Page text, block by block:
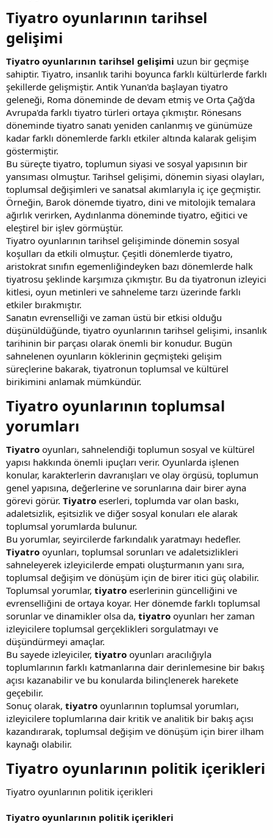
Tiyatro oyunlarının tarihsel
gelişimi​
Tiyatro oyunlarının tarihsel gelişimi uzun bir geçmişe
sahiptir. Tiyatro, insanlık tarihi boyunca farklı kültürlerde farklı
şekillerde gelişmiştir. Antik Yunan'da başlayan tiyatro
geleneği, Roma döneminde de devam etmiş ve Orta Çağ'da
Avrupa'da farklı tiyatro türleri ortaya çıkmıştır. Rönesans
döneminde tiyatro sanatı yeniden canlanmış ve günümüze
kadar farklı dönemlerde farklı etkiler altında kalarak gelişim
göstermiştir.
Bu süreçte tiyatro, toplumun siyasi ve sosyal yapısının bir
yansıması olmuştur. Tarihsel gelişimi, dönemin siyasi olayları,
toplumsal değişimleri ve sanatsal akımlarıyla iç içe geçmiştir.
Örneğin, Barok dönemde tiyatro, dini ve mitolojik temalara
ağırlık verirken, Aydınlanma döneminde tiyatro, eğitici ve
eleştirel bir işlev görmüştür.
Tiyatro oyunlarının tarihsel gelişiminde dönemin sosyal
koşulları da etkili olmuştur. Çeşitli dönemlerde tiyatro,
aristokrat sınıfın egemenliğindeyken bazı dönemlerde halk
tiyatrosu şeklinde karşımıza çıkmıştır. Bu da tiyatronun izleyici
kitlesi, oyun metinleri ve sahneleme tarzı üzerinde farklı
etkiler bırakmıştır.
Sanatın evrenselliği ve zaman üstü bir etkisi olduğu
düşünüldüğünde, tiyatro oyunlarının tarihsel gelişimi, insanlık
tarihinin bir parçası olarak önemli bir konudur. Bugün
sahnelenen oyunların köklerinin geçmişteki gelişim
süreçlerine bakarak, tiyatronun toplumsal ve kültürel
birikimini anlamak mümkündür.
Tiyatro oyunlarının toplumsal
yorumları​
Tiyatro oyunları, sahnelendiği toplumun sosyal ve kültürel
yapısı hakkında önemli ipuçları verir. Oyunlarda işlenen
konular, karakterlerin davranışları ve olay örgüsü, toplumun
genel yapısına, değerlerine ve sorunlarına dair birer ayna
görevi görür. Tiyatro eserleri, toplumda var olan baskı,
adaletsizlik, eşitsizlik ve diğer sosyal konuları ele alarak
toplumsal yorumlarda bulunur.
Bu yorumlar, seyircilerde farkındalık yaratmayı hedefler.
Tiyatro oyunları, toplumsal sorunları ve adaletsizlikleri
sahneleyerek izleyicilerde empati oluşturmanın yanı sıra,
toplumsal değişim ve dönüşüm için de birer itici güç olabilir.
Toplumsal yorumlar, tiyatro eserlerinin güncelliğini ve
evrenselliğini de ortaya koyar. Her dönemde farklı toplumsal
sorunlar ve dinamikler olsa da, tiyatro oyunları her zaman
izleyicilere toplumsal gerçeklikleri sorgulatmayı ve
düşündürmeyi amaçlar.
Bu sayede izleyiciler, tiyatro oyunları aracılığıyla
toplumlarının farklı katmanlarına dair derinlemesine bir bakış
açısı kazanabilir ve bu konularda bilinçlenerek harekete
geçebilir.
Sonuç olarak, tiyatro oyunlarının toplumsal yorumları,
izleyicilere toplumlarına dair kritik ve analitik bir bakış açısı
kazandırarak, toplumsal değişim ve dönüşüm için birer ilham
kaynağı olabilir.
Tiyatro oyunlarının politik içerikleri​
Tiyatro oyunlarının politik içerikleri
Tiyatro oyunlarının politik içerikleri